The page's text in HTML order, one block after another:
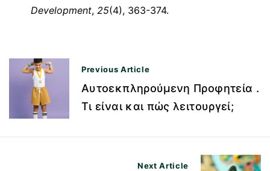
Development, 25(4), 363-374.
Previous Article
Αυτοεκπληρούμενη Προφητεία .
Τι είναι και πώς λειτουργεί;
Next Article